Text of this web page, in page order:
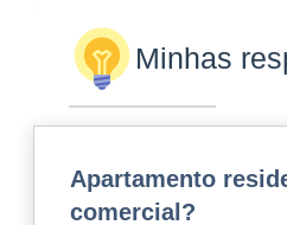
Minhas
Apartamento
comercial?